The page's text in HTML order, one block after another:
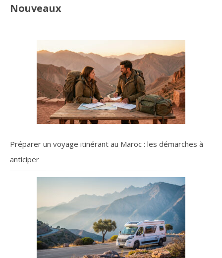
Nouveaux
Préparer un voyage itinérant au Maroc : les démarches à
anticiper